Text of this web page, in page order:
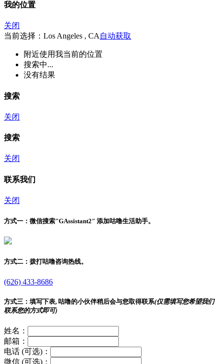
我的位置
关闭
当前选择：Los Angeles , CA 自动获取
附近使用我当前的位置
搜索中...
没有结果
搜索
关闭
搜索
关闭
联系我们
关闭
方式一： 微信搜索"GAssistant2" 添加咕噜生活助手。
方式二： 拨打咕噜咨询热线。
(626) 433-8686
方式三： 填写下表, 咕噜的小伙伴稍后会与您取得联系(仅需填写您希望我们
联系您的方式即可)
姓名：
邮箱：
电话 (可选)：
微信 (可选)：